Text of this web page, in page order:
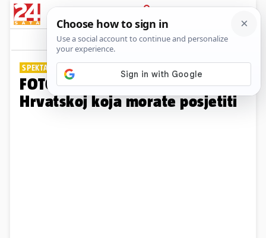
PRIJAVA
Galerija Komentari
SPEKTAKULARNE FOTOGRAFIJE
FOTO 12 najljepših jezera u
Hrvatskoj koja morate posjetiti